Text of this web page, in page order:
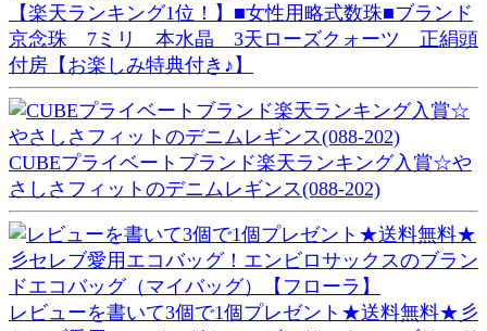
【楽天ランキング1位！】■女性用略式数珠■ブランド
京念珠 7ミリ 本水晶 3天ローズクォーツ 正絹頭
付房【お楽しみ特典付き♪】
CUBEプライベートブランド楽天ランキング入賞☆や
さしさフィットのデニムレギンス(088-202)
レビューを書いて3個で1個プレゼント★送料無料★彡